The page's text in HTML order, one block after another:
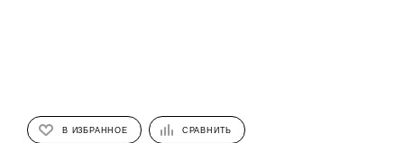
В ИЗБРАННОЕ СРАВНИТЬ